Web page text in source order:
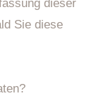
dieser
Sie diese